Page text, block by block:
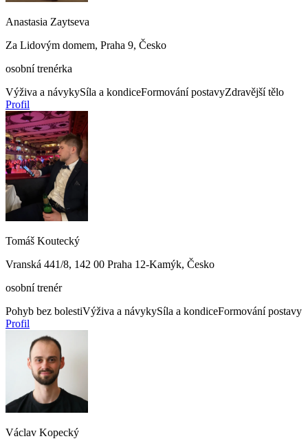
Anastasia Zaytseva
Za Lidovým domem, Praha 9, Česko
osobní trenérka
Výživa a návykySíla a kondiceFormování postavyZdravější tělo
Profil
Tomáš Koutecký
Vranská 441/8, 142 00 Praha 12-Kamýk, Česko
osobní trenér
Pohyb bez bolestiVýživa a návykySíla a kondiceFormování postavy
Profil
Václav Kopecký